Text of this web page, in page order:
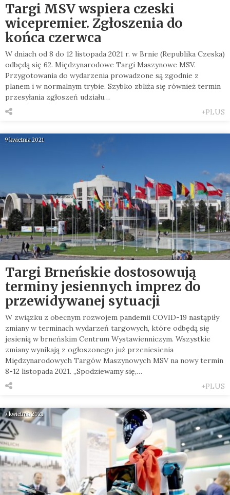
Targi MSV wspiera czeski
wicepremier. Zgłoszenia do
końca czerwca
W dniach od 8 do 12 listopada 2021 r. w Brnie (Republika Czeska)
odbędą się 62. Międzynarodowe Targi Maszynowe MSV.
Przygotowania do wydarzenia prowadzone są zgodnie z
planem i w normalnym trybie. Szybko zbliża się również termin
przesyłania zgłoszeń udziału…
+PLUS
9 kwietnia 2021
Targi Brneńskie dostosowują
terminy jesiennych imprez do
przewidywanej sytuacji
W związku z obecnym rozwojem pandemii COVID-19 nastąpiły
zmiany w terminach wydarzeń targowych, które odbędą się
jesienią w brneńskim Centrum Wystawienniczym. Wszystkie
zmiany wynikają z ogłoszonego już przeniesienia
Międzynarodowych Targów Maszynowych MSV na nowy termin
8-12 listopada 2021. „Spodziewamy się,…
+PLUS
7 kwietnia 2021